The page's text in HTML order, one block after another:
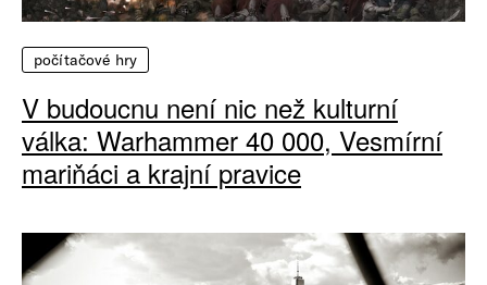
počítačové hry
V budoucnu není nic než kulturní
válka: Warhammer 40 000, Vesmírní
mariňáci a krajní pravice